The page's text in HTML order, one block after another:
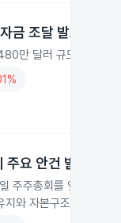
금 조달 발표
만 달러 규모의 사모
요 안건 발표
주총회를 앞두고
와 자본구조 유연성